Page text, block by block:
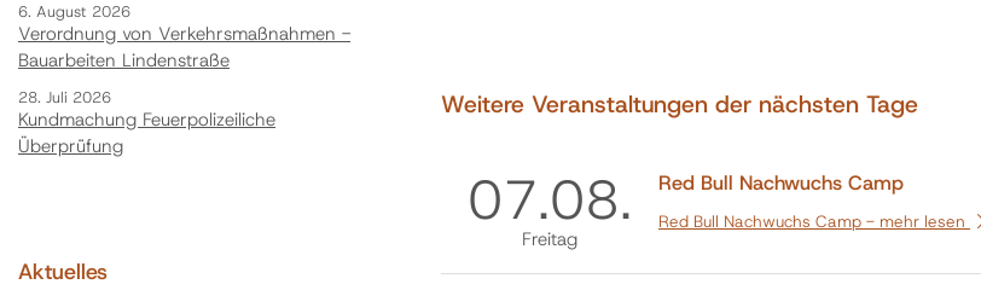
Weitere Veranstaltungen der nächsten Tage
07.08.
Freitag
Red Bull Nachwuchs Camp
Red Bull Nachwuchs Camp - mehr lesen
6. August 2026
Verordnung von Verkehrsmaßnahmen -
Bauarbeiten Lindenstraße
28. Juli 2026
Kundmachung Feuerpolizeiliche
Überprüfung
Aktuelles